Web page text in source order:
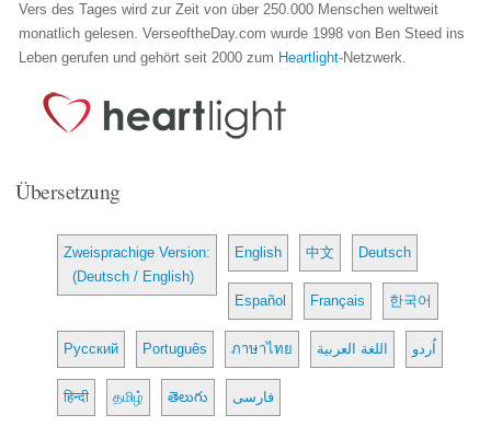
Vers des Tages wird zur Zeit von über 250.000 Menschen weltweit
monatlich gelesen. VerseoftheDay.com wurde 1998 von Ben Steed ins
Leben gerufen und gehört seit 2000 zum Heartlight-Netzwerk.
Übersetzung
Zweisprachige Version:
(Deutsch / English)
English 中文 Deutsch
Español Français 한국어
Русский Português ภาษาไทย اللغة العربية اُردو
हिन्दी தமிழ் తెలుగు فارسی